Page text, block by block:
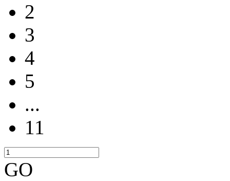
2
3
4
5
...
11
GO